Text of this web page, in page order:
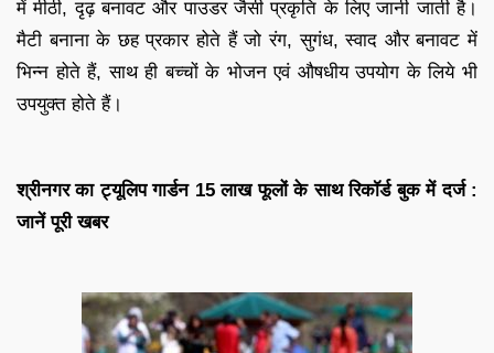
में मीठी, दृढ़ बनावट और पाउडर जैसी प्रकृति के लिए जानी जाती है।
मैटी बनाना के छह प्रकार होते हैं जो रंग, सुगंध, स्वाद और बनावट में
भिन्न होते हैं, साथ ही बच्चों के भोजन एवं औषधीय उपयोग के लिये भी
उपयुक्त होते हैं।
श्रीनगर का ट्यूलिप गार्डन 15 लाख फूलों के साथ रिकॉर्ड बुक में दर्ज :
जानें पूरी खबर